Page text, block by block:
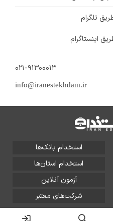
تلگرام
اینستاگرام
۰۲۱-۹۱۳۰۰۰۱۳
info@iranestekhdam.ir
استخدام بانک‌ها
استخدام استان‌ها
آزمون آنلاین
شرکت‌های معتبر
آلتین سیستم محفوظ است و هر